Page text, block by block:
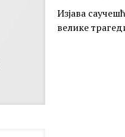
Изјава
велике